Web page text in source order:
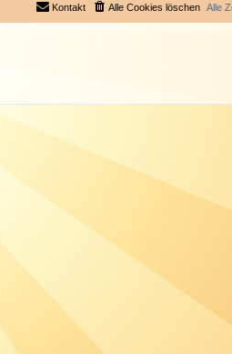
Alle
Alle Cookies löschen
Kontakt